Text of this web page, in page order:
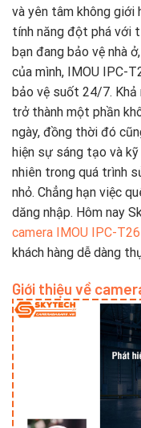
và yên tâm không giới
tính năng đột phá với
bạn đang bảo vệ nhà
của mình, IMOU IPC-
bảo vệ suốt 24/7. Khả
trở thành một phần
ngày, đồng thời đó
hiện sự sáng tạo và
nhiên trong quá trình
nhỏ. Chẳng hạn việc
dăng nhập. Hôm nay
camera IMOU IPC-
khách hàng dễ dàng
Giới thiệu về